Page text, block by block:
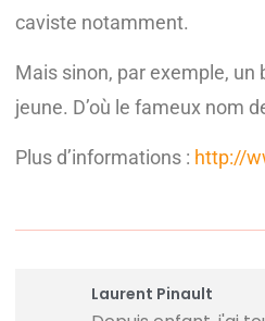
caviste notamment.
Mais sinon, par exemple, un
jeune. D’où le fameux nom
Plus d’informations : http://
Laurent Pinault